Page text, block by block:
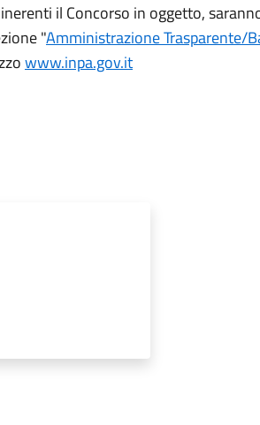
il Concorso in oggetto,
"Amministrazione Trasparente/
www.inpa.gov.it